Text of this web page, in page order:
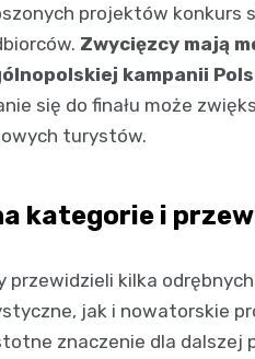
projektów
Zwycięzcy mają
kampanii
się do finału może
turystów.
kategorie i
przewidzieli kilka
jak i nowatorskie
znaczenie dla dalszej